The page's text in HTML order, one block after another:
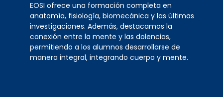
EOSI ofrece una formación completa en
anatomía, fisiología, biomecánica y las últimas
investigaciones. Además, destacamos la
conexión entre la mente y las dolencias,
permitiendo a los alumnos desarrollarse de
manera integral, integrando cuerpo y mente.